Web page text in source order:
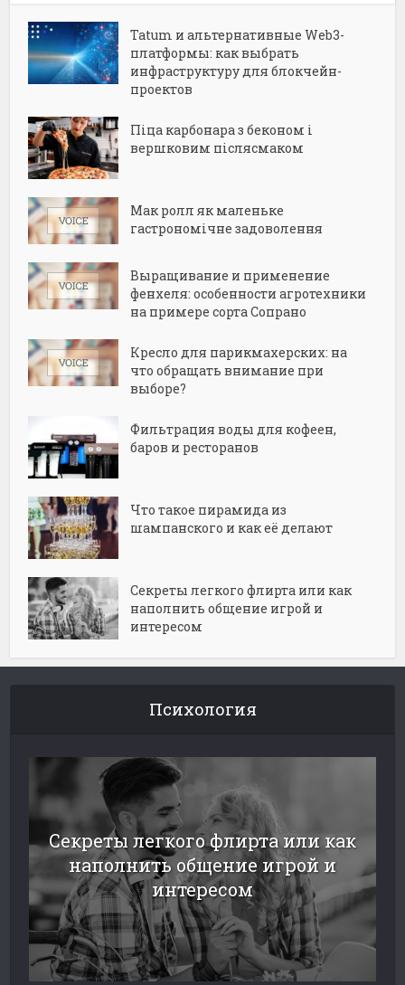
Tatum и альтернативные Web3-
платформы: как выбрать
инфраструктуру для блокчейн-
проектов
Піца карбонара з беконом і
вершковим післясмаком
Мак ролл як маленьке
гастрономічне задоволення
Выращивание и применение
фенхеля: особенности агротехники
на примере сорта Сопрано
Кресло для парикмахерских: на
что обращать внимание при
выборе?
Фильтрация воды для кофеен,
баров и ресторанов
Что такое пирамида из
шампанского и как её делают
Секреты легкого флирта или как
наполнить общение игрой и
интересом
Психология
Секреты легкого флирта или как
наполнить общение игрой и
интересом